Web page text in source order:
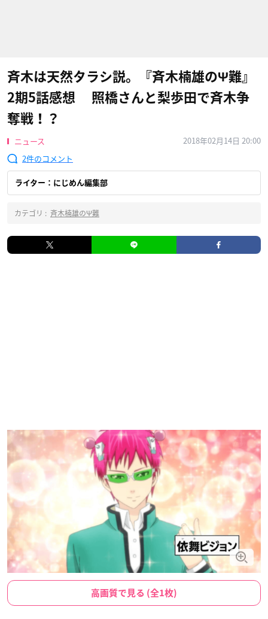
斉木は天然タラシ説。『斉木楠雄のΨ難』
2期5話感想 照橋さんと梨歩田で斉木争
奪戦！？
ニュース
2018年02月14日 20:00
2
ライター：にじめん編集部
カテゴリ : 斉木楠雄のΨ難
高画質で見る (全1枚)